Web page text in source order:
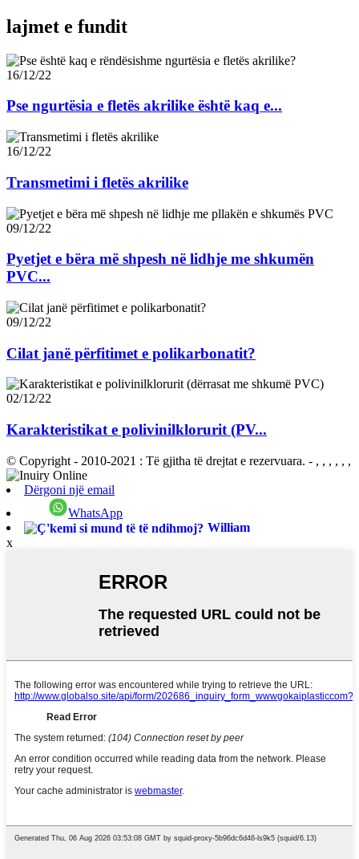
lajmet e fundit
16/12/22
Pse ngurtësia e fletës akrilike është kaq e...
16/12/22
Transmetimi i fletës akrilike
09/12/22
Pyetjet e bëra më shpesh në lidhje me shkumën
PVC...
09/12/22
Cilat janë përfitimet e polikarbonatit?
02/12/22
Karakteristikat e polivinilklorurit (PV...
© Copyright - 2010-2021 : Të gjitha të drejtat e rezervuara. - , , , , , ,
Dërgoni një email
WhatsApp
William
x